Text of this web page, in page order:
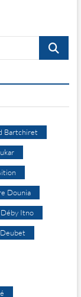
Recherche
Bartchiret
Dounia
Itno